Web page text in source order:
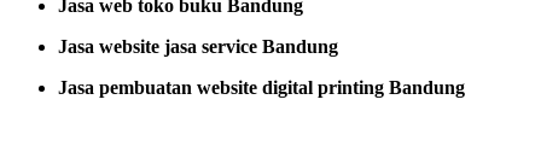
Jasa web toko buku Bandung
Jasa website jasa service Bandung
Jasa pembuatan website digital printing Bandung